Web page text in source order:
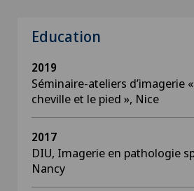
Education
2019
Séminaire-ateliers d’imagerie
cheville et le pied », Nice
2017
DIU, Imagerie en pathologie
Nancy